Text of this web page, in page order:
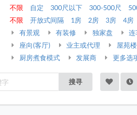
不限
自定 300尺以下 300-500尺
不限 开放式间隔 1房 2房 3房 4房
有景观 有装修 独家盘 连
座向(客厅) 业主或代理 屋苑
厨房煮食模式
发展商 更多选
搜寻